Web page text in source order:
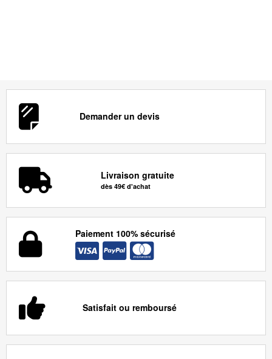
Demander un devis
Livraison gratuite
dès 49€ d'achat
Paiement 100% sécurisé
Satisfait ou remboursé